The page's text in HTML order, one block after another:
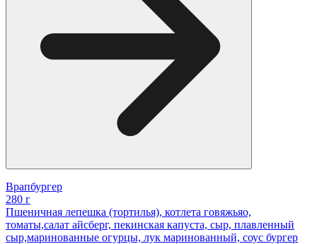
Врапбургер
280 г
Пшеничная лепешка (тортилья), котлета говяжьяо,
томаты,салат айсберг, пекинская капуста, сыр, плавленный
сыр,маринованные огурцы, лук маринованный, соус бургер